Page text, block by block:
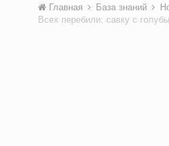
Главная База знаний
Всех перебили: савку с